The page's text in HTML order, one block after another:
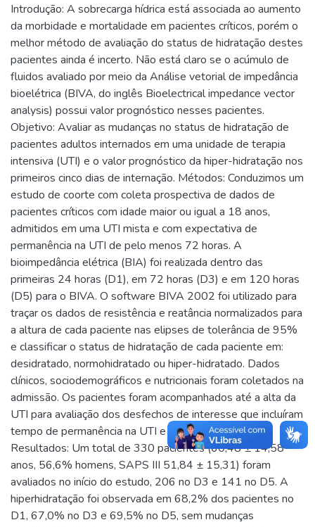
Introdução: A sobrecarga hídrica está associada ao aumento
da morbidade e mortalidade em pacientes críticos, porém o
melhor método de avaliação do status de hidratação destes
pacientes ainda é incerto. Não está claro se o acúmulo de
fluidos avaliado por meio da Análise vetorial de impedância
bioelétrica (BIVA, do inglês Bioelectrical impedance vector
analysis) possui valor prognóstico nesses pacientes.
Objetivo: Avaliar as mudanças no status de hidratação de
pacientes adultos internados em uma unidade de terapia
intensiva (UTI) e o valor prognóstico da hiper-hidratação nos
primeiros cinco dias de internação. Métodos: Conduzimos um
estudo de coorte com coleta prospectiva de dados de
pacientes críticos com idade maior ou igual a 18 anos,
admitidos em uma UTI mista e com expectativa de
permanência na UTI de pelo menos 72 horas. A
bioimpedância elétrica (BIA) foi realizada dentro das
primeiras 24 horas (D1), em 72 horas (D3) e em 120 horas
(D5) para o BIVA. O software BIVA 2002 foi utilizado para
traçar os dados de resistência e reatância normalizados para
a altura de cada paciente nas elipses de tolerância de 95%
e classificar o status de hidratação de cada paciente em:
desidratado, normohidratado ou hiper-hidratado. Dados
clínicos, sociodemográficos e nutricionais foram coletados na
admissão. Os pacientes foram acompanhados até a alta da
UTI para avaliação dos desfechos de interesse que incluíram
tempo de permanência na UTI e mortalidade na UTI.
Resultados: Um total de 330 pacientes (60,48 ± 14,58
anos, 56,6% homens, SAPS III 51,84 ± 15,31) foram
avaliados no início do estudo, 206 no D3 e 141 no D5. A
hiperhidratação foi observada em 68,2% dos pacientes no
D1, 67,0% no D3 e 69,5% no D5, sem mudanças